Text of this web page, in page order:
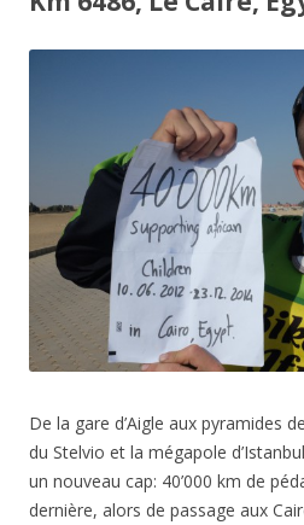
De la gare d’Aigle aux pyramides
du Stelvio et la mégapole
un nouveau cap: 40’000 km de
dernière, alors de passage aux